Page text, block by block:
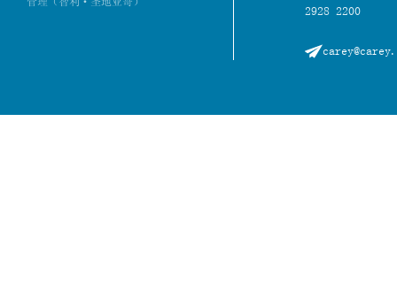
2928 2200